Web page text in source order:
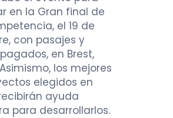
en la Gran final de
el 19 de
con pasajes y
en Brest,
los mejores
elegidos en
ayuda
para desarrollarlos.